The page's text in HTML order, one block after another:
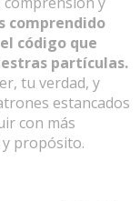
comprendido
código que
partículas.
tu verdad, y
estancados
con más
propósito.